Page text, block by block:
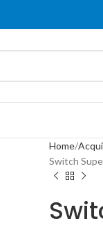
Home
Switch